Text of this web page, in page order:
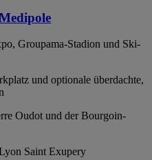
Groupama-Stadion und Ski-
und optionale überdachte,
Oudot und der Bourgoin-
Saint Exupery